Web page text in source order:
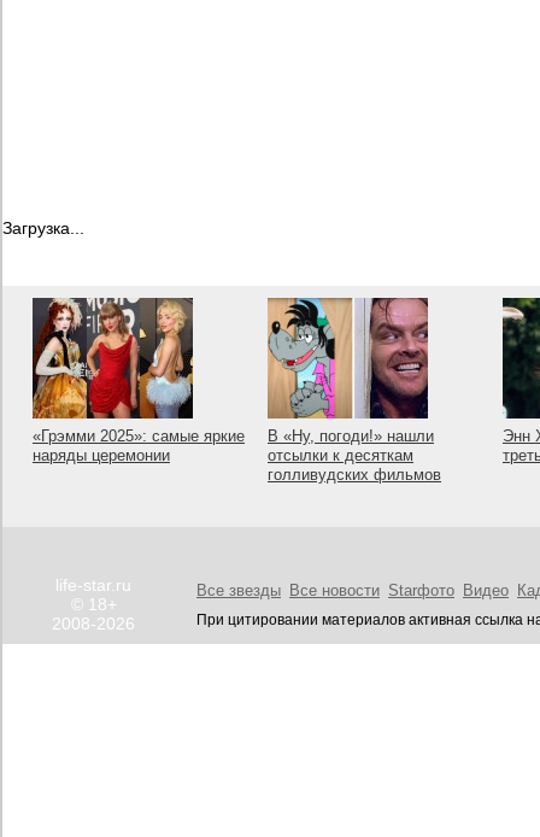
Загрузка...
«Грэмми 2025»: самые яркие
наряды церемонии
В «Ну, погоди!» нашли
отсылки к десяткам
голливудских фильмов
Энн
life-star.ru
© 18+
2008-2026
Все звезды Все новости Starфото Видео
При цитировании материалов активная ссылка